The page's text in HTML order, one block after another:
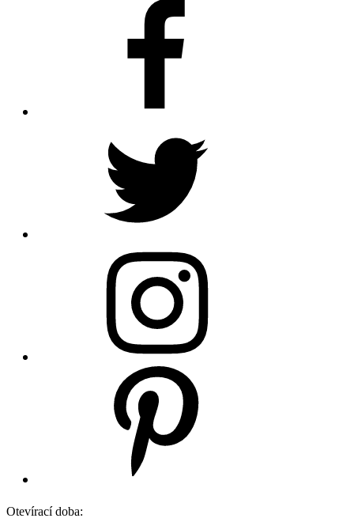
Otevírací doba: